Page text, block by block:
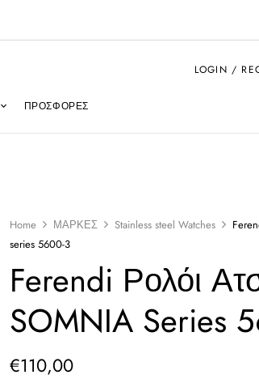
LOGIN /
ΠΡΟΣΦΟΡΈΣ
Home ΜΑΡΚΕΣ Stainless steel Watches
series 5600-3
Ferendi Ρολόι
SOMNIA Series
€110,00